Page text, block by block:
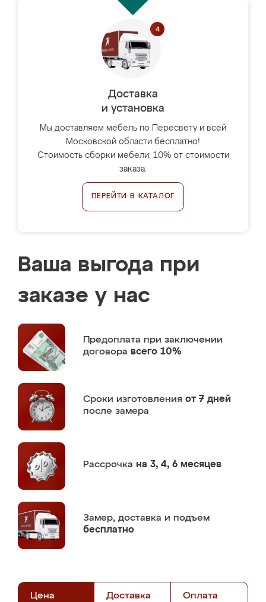
Доставка
и установка
Мы доставляем мебель по Пересвету и всей
Московской области бесплатно!
Стоимость сборки мебели: 10% от стоимости
заказа.
ПЕРЕЙТИ В КАТАЛОГ
Ваша выгода при
заказе у нас
Предоплата при заключении
договора всего 10%
Сроки изготовления от 7 дней
после замера
Рассрочка на 3, 4, 6 месяцев
Замер, доставка и подъем
бесплатно
Цена Доставка Оплата